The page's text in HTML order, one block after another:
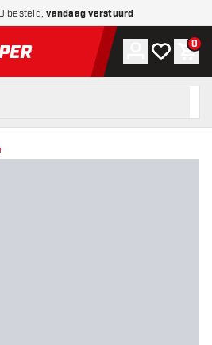
besteld,vandaag verstuurd
home pagina
Account
Mijn 0